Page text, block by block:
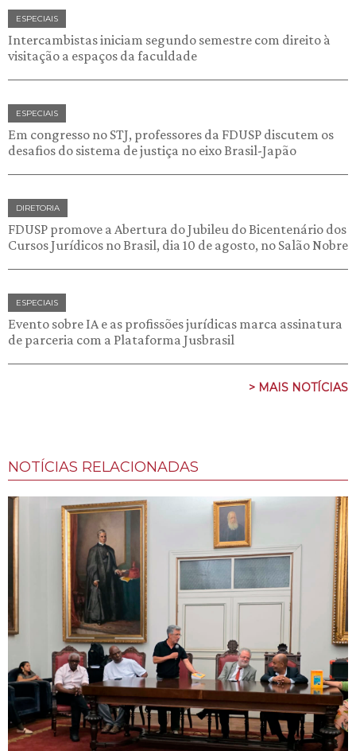
ESPECIAIS
Intercambistas iniciam segundo semestre com direito à
visitação a espaços da faculdade
ESPECIAIS
Em congresso no STJ, professores da FDUSP discutem os
desafios do sistema de justiça no eixo Brasil-Japão
DIRETORIA
FDUSP promove a Abertura do Jubileu do Bicentenário dos
Cursos Jurídicos no Brasil, dia 10 de agosto, no Salão Nobre
ESPECIAIS
Evento sobre IA e as profissões jurídicas marca assinatura
de parceria com a Plataforma Jusbrasil
> MAIS NOTÍCIAS
NOTÍCIAS RELACIONADAS